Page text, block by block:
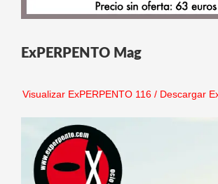
ExPERPENTO Mag
Visualizar ExPERPENTO 116/ Descargar